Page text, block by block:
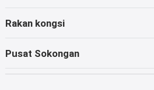
Pemulihan Pemacu Keras
Rakan kongsi
Penjual Semula
Log masuk Penjual Semula
Pusat Sokongan